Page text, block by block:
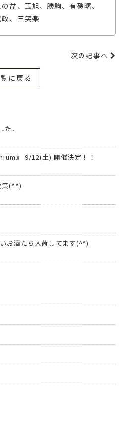
。
』 9/12(土) 開催決定！！
策(^^)
お酒たち入荷してます(^^)
盆、玉旭、勝駒、有磯曙、
、三笑楽
次の記事へ
に戻る